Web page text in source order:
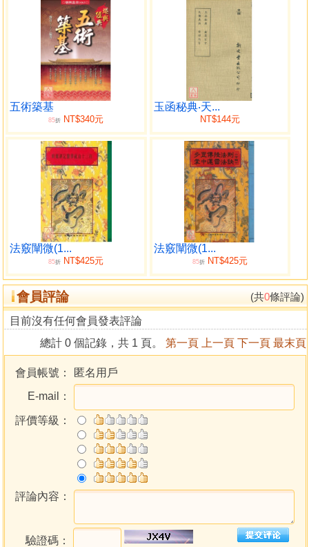
王權？是領導的訣竅？這上古之玄到底有什麼奧祕？……
閱讀此書，跟隨作者的思路遨遊中國文化的神祕世界，引領
初接觸河圖洛書的讀者一窺堂奧，
而長期投身鑽研的諸家或也可有另一層體會。從小我到大
我，從個人到國家，未來該走的路，或許可從中摸索出答
案。
《河圖洛書前傳：用科學眼追蹤還原中華史前文明拼圖（暢
銷改版）》
#《河圖洛書新解》姊妺作
#中原地區的文明為何在一萬年前突然消失無蹤？
河圖洛書文明誕生於何種文化背景？萬年以來，解密之鑰深
藏於太湖底，直到隕石之說獲得證實，答案開始浮現……
王唯工教授以科學方法分析理解考古遺跡、歷史傳記、宗教
傳說等資訊與證據，發現史前人類已普遍使用數位符號，
最新科學概念也能印證萬年前的古文明……王教授一步步抽
絲剝繭，深入探索，清晰勾勒出河圖洛書之前文明的來龍去
盤古開天闢地、女媧補天，這些傳說的真實性有多大？真的
是萬年前天外飛來那顆殞石砸出來的後遺症？
文化文明是人類活動產生的，是大量個人的心智活動，一棒
接一棒，一再傳承、演進，一定有其連續性。
而在追尋這個連續性的同時，就能更瞭解河圖洛書出生以前
在《河圖洛書新解》中，王教授提出了許多新的見解，本書
則是在走入中華古文明後，發現更多在河圖洛書之前的事
從「太湖是個隕石坑」獲得證實、從繩結裡隱藏的玄機，從
五術築基
85折 NT$340元
玉函秘典‧天...
NT$144元
法竅闡微(1...
85折 NT$425元
法竅闡微(1...
85折NT$425元
會員評論 (共0條評論)
目前沒有任何會員發表評論
總計 0 個記錄，共 1 頁。 第一頁 上一頁 下一頁 最末頁
會員帳號：
匿名用戶
E-mail：
評價等級：
評論內容：
驗證碼：